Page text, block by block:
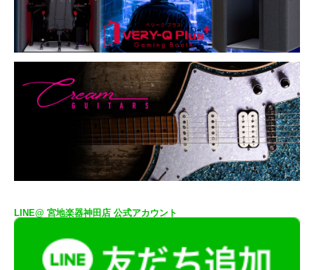
LINE@ 宮地楽器神田店 公式アカウント